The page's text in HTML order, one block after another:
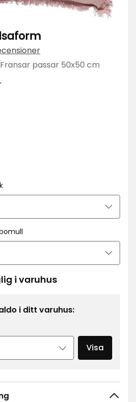
passar 50x50 cm
i varuhus
i ditt varuhus:
Visa